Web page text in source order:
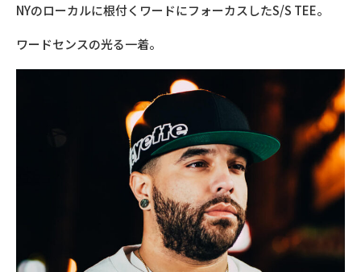
NYのローカルに根付くワードにフォーカスしたS/S TEE。
ワードセンスの光る一着。